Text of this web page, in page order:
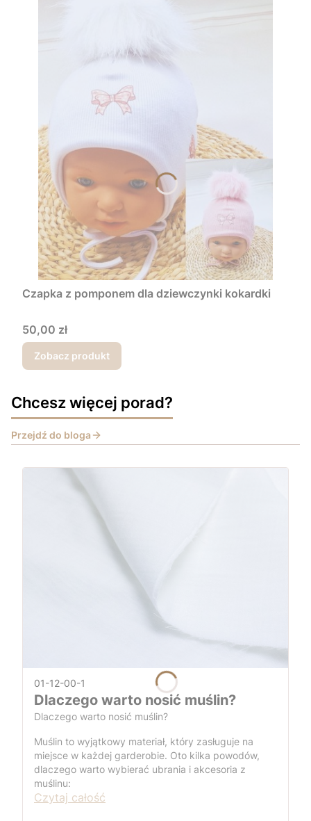
Czapka z pomponem dla dziewczynki kokardki
Cena
50,00 zł
Zobacz produkt
Chcesz więcej porad?
Przejdź do bloga
01-12-00-1
Dlaczego warto nosić muślin?
Dlaczego warto nosić muślin?
Muślin to wyjątkowy materiał, który zasługuje na
miejsce w każdej garderobie. Oto kilka powodów,
dlaczego warto wybierać ubrania i akcesoria z
muślinu:
Czytaj całość